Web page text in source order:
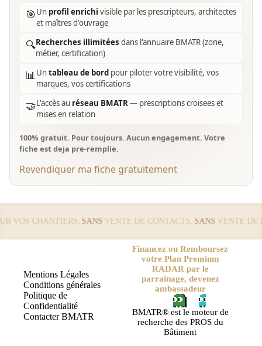
🎯Un profil enrichi visible par les prescripteurs, architectes
et maîtres d'ouvrage
🔍Recherches illimitées dans l'annuaire BMATR (zone,
métier, certification)
📊Untableau de bord pour piloter votre visibilité, vos
marques, vos certifications
🤝L'accès au réseau BMATR— prescriptions croisees et
mises en relation
100% gratuit. Pour toujours. Aucun engagement. Votre
fiche est deja pre-remplie.
Revendiquer ma fiche gratuitement
CHANTIERS, SANSVENTE DE CONTACTS,SANSVENTE DE
Mentions Légales
Conditions générales
Politique de
Confidentialité
Contacter BMATR
Financez ou Remboursez
votre Plan Premium
RADAR par le
parrainage, devenez
ambassadeur
BMATR® est le moteur de
recherche des PROS du
Bâtiment